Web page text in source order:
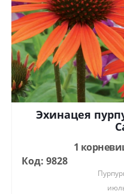
Эхинацея
1
Код: 9828